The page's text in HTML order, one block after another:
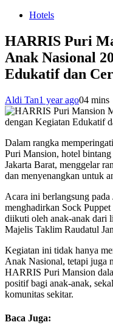
Hotels
HARRIS Puri
Anak Nasional
Edukatif dan
Aldi Tan1 year ago04 mins
Dalam rangka
Puri Mansion, hotel
Jakarta Barat, menggelar
dan menyenangkan untuk
Acara ini berlangsung
menghadirkan Sock
diikuti oleh anak-anak dari
Majelis Taklim Raudatul
Kegiatan ini tidak hanya
Anak Nasional, tetapi juga
HARRIS Puri Mansion
positif bagi anak-anak,
komunitas sekitar.
Baca Juga: